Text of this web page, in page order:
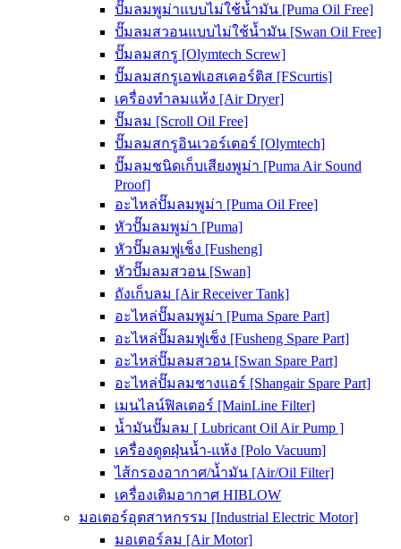
ปั๊มลมพูม่าแบบไม่ใช้น้ำมัน [Puma Oil Free]
ปั๊มลมสวอนแบบไม่ใช้น้ำมัน [Swan Oil Free]
ปั๊มลมสกรู [Olymtech Screw]
ปั๊มลมสกรูเอฟเอสเคอร์ติส [FScurtis]
เครื่องทำลมแห้ง [Air Dryer]
ปั๊มลม [Scroll Oil Free]
ปั๊มลมสกรูอินเวอร์เตอร์ [Olymtech]
ปั๊มลมชนิดเก็บเสียงพูม่า [Puma Air Sound
Proof]
อะไหล่ปั๊มลมพูม่า [Puma Oil Free]
หัวปั๊มลมพูม่า [Puma]
หัวปั๊มลมฟูเช็ง [Fusheng]
หัวปั๊มลมสวอน [Swan]
ถังเก็บลม [Air Receiver Tank]
อะไหล่ปั๊มลมพูม่า [Puma Spare Part]
อะไหล่ปั๊มลมฟูเช็ง [Fusheng Spare Part]
อะไหล่ปั๊มลมสวอน [Swan Spare Part]
อะไหล่ปั๊มลมชางแอร์ [Shangair Spare Part]
เมนไลน์ฟิลเตอร์ [MainLine Filter]
น้ำมันปั๊มลม [ Lubricant Oil Air Pump ]
เครื่องดูดฝุ่นน้ำ-แห้ง [Polo Vacuum]
ไส้กรองอากาศ/น้ำมัน [Air/Oil Filter]
เครื่องเติมอากาศ HIBLOW
มอเตอร์อุตสาหกรรม [Industrial Electric Motor]
มอเตอร์ลม [Air Motor]